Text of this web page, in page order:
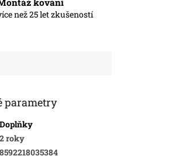
kování
než 25 let zkušeností
parametry
Doplňky
2 roky
8592218035384